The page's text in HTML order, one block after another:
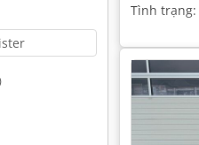
Tình trạng: